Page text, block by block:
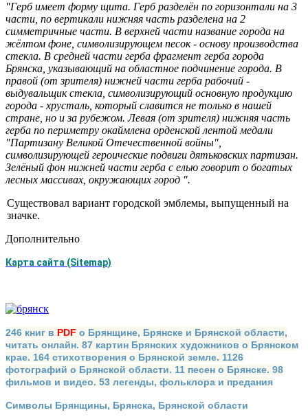
"Герб имеет форму щита. Герб разделён по горизонтали на 3
части, по вертикали нижняя часть разделена на 2
симметричные части. В верхней части название города на
жёлтом фоне, символизи­рующем песок - основу производства
стекла. В средней части герба фрагмент герба города
Брянска, указывающий на областное подчи­нение города. В
правой (от зрителя) нижней части герба рабочий -
выдувальщик стекла, символизирующий основную продукцию
горо­да - хрусталь, который славится не только в нашей
стране, но и за рубежом. Левая (от зрителя) нижняя часть
герба по периметру окаймлена орденской лентой медали
"Партизану Великой Отечест­венной войны",
символизирующей героические подвиги дятьковских партизан.
Зелёный фон нижней части герба с елью говорит о бога­тых
лесных массивах, окружающих город ".
Существовал вариант городской эмблемы, выпущенный на
значке.
Дополнительно
Карта сайта (Sitemap)
246 книг в PDF о Брянщине, Брянске и Брянской области,
читать онлайн. 87 картин Брянских художников о Брянском
крае. 164 стихотворения о Брянской земле. 1126
фотографий о Брянской области. 11 песен о Брянске. 98
фильмов и видео. 53 легенды, фольклора и предания
Символы Брянщины, Брянска, Брянской области